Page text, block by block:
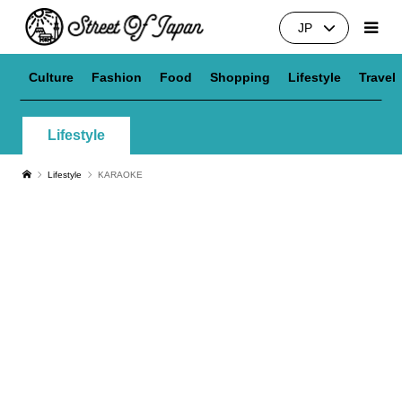
JP
Culture Fashion Food Shopping Lifestyle Travel
Lifestyle
Lifestyle KARAOKE